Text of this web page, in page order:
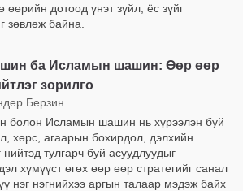
өөрийн дотоод үнэт зүйл, ёс зүйг
зөвлөж байна.
ба Исламын шашин: Өөр өөр
зорилго
Берзин
болон Исламын шашин нь хүрээлэн буй
хөрс, агаарын бохирдол, дэлхийн
нийтэд тулгарч буй асуудлуудыг
хүмүүст өгөх өөр өөр стратегийг санал
нэг нэгнийхээ аргын талаар мэдэж байх